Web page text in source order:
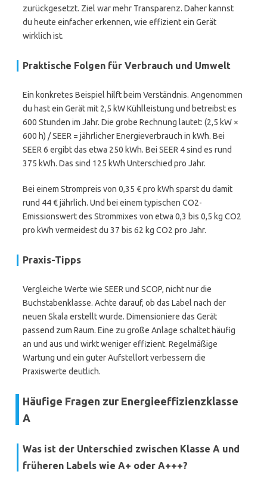
zurückgesetzt. Ziel war mehr Transparenz. Daher kannst
du heute einfacher erkennen, wie effizient ein Gerät
wirklich ist.
Praktische Folgen für Verbrauch und Umwelt
Ein konkretes Beispiel hilft beim Verständnis. Angenommen
du hast ein Gerät mit 2,5 kW Kühlleistung und betreibst es
600 Stunden im Jahr. Die grobe Rechnung lautet: (2,5 kW ×
600 h) / SEER = jährlicher Energieverbrauch in kWh. Bei
SEER 6 ergibt das etwa 250 kWh. Bei SEER 4 sind es rund
375 kWh. Das sind 125 kWh Unterschied pro Jahr.
Bei einem Strompreis von 0,35 € pro kWh sparst du damit
rund 44 € jährlich. Und bei einem typischen CO2-
Emissionswert des Strommixes von etwa 0,3 bis 0,5 kg CO2
pro kWh vermeidest du 37 bis 62 kg CO2 pro Jahr.
Praxis-Tipps
Vergleiche Werte wie SEER und SCOP, nicht nur die
Buchstabenklasse. Achte darauf, ob das Label nach der
neuen Skala erstellt wurde. Dimensioniere das Gerät
passend zum Raum. Eine zu große Anlage schaltet häufig
an und aus und wirkt weniger effizient. Regelmäßige
Wartung und ein guter Aufstellort verbessern die
Praxiswerte deutlich.
Häufige Fragen zur Energieeffizienzklasse
A
Was ist der Unterschied zwischen Klasse A und
früheren Labels wie A+ oder A+++?